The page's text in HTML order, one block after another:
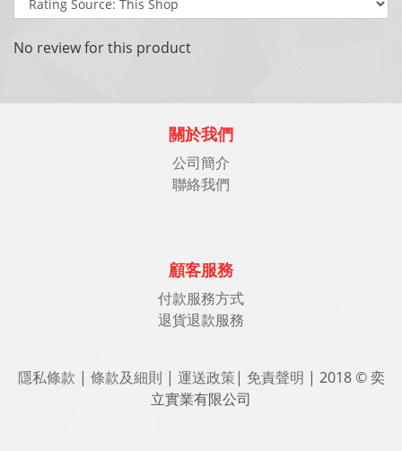
No review for this product
關於我們
公司簡介
聯絡我們
顧客服務
付款服務方式
退貨退款服務
隱私條款 | 條款及細則 | 運送政策| 免責聲明 | 2018 © 奕
立實業有限公司